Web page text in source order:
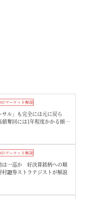
のマーケット解説
サル」も完全には元に戻ら
奪回には1年程度かかる傾
のマーケット解説
は一巡か 好決算銘柄への順
證券ストラテジストが解説